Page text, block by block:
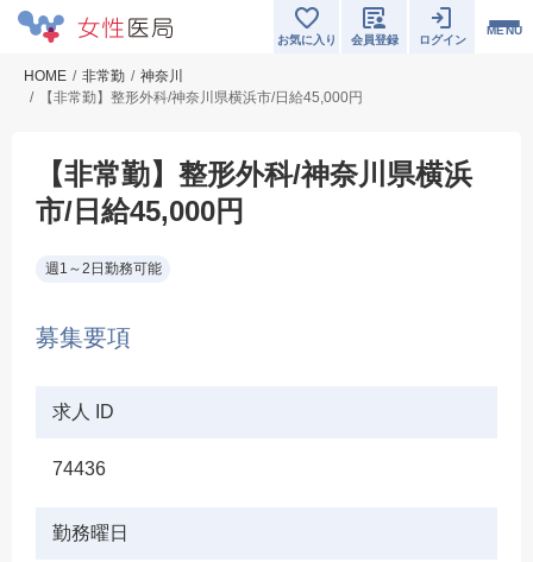
MENU
お気に入り 会員登録 ログイン
HOME 非常勤
神奈川
【非常勤】整形外科/神奈川県横浜市/日給45,000円
【非常勤】整形外科/神奈川県横浜
市/日給45,000円
週1～2日勤務可能
募集要項
求人 ID
74436
勤務曜日